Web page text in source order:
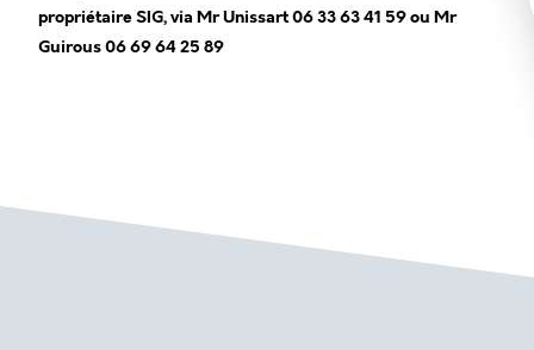
propriétaire SIG, via Mr Unissart 06 33 63 41 59 ou Mr
Guirous 06 69 64 25 89